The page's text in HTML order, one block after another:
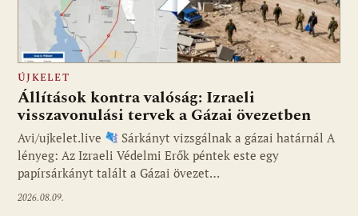
ÚJKELET
Állítások kontra valóság: Izraeli
visszavonulási tervek a Gázai övezetben
Avi/ujkelet.live
Sárkányt vizsgálnak a gázai határnál A
lényeg: Az Izraeli Védelmi Erők péntek este egy
papírsárkányt talált a Gázai övezet…
2026.08.09.